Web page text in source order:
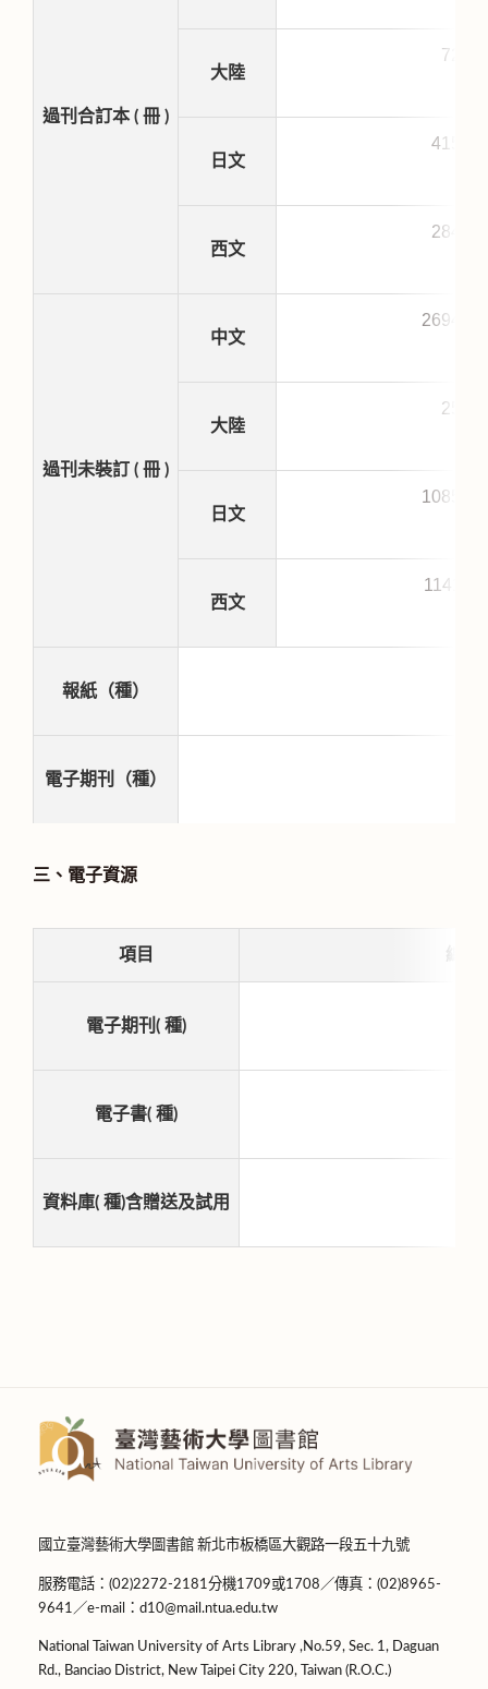
過刊合訂本 ( 冊 )
大陸
723
日文
4153
西文
2842
過刊未裝訂 ( 冊 )
中文
26945
大陸
255
日文
10851
西文
11411
報紙（種）
電子期刊（種）
三、電子資源
項目
電子期刊( 種)
電子書( 種)
資料庫( 種)含贈送及試用
國立臺灣藝術大學圖書館 新北市板橋區大觀路一段五十九號
服務電話：(02)2272-2181分機1709或1708／傳真：(02)8965-
9641／e-mail：d10@mail.ntua.edu.tw
National Taiwan University of Arts Library ,No.59, Sec. 1, Daguan
Rd., Banciao District, New Taipei City 220, Taiwan (R.O.C.)